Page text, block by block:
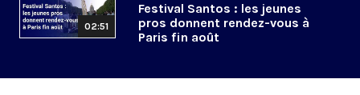
02:51
Festival Santos : les jeunes
pros donnent rendez-vous à
Paris fin août